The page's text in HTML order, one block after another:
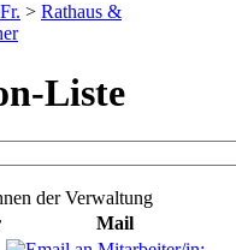
> Rathaus &
Liste
der Verwaltung
Mail